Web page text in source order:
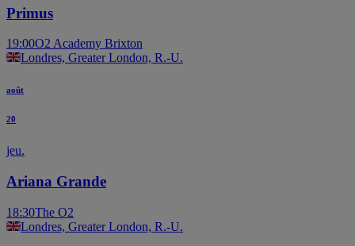
Primus
19:00O2 Academy Brixton
Londres, Greater London, R.-U.
août
20
jeu.
Ariana Grande
18:30The O2
Londres, Greater London, R.-U.